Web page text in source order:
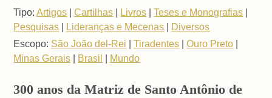
Tipo: Artigos |Cartilhas Livros |Teses e Monografias
Pesquisas
Lideranças e Mecenas
Diversos
Escopo: São João del-Rei |Tiradentes |Ouro Preto
Minas Gerais
Brasil Mundo
300 anos da Matriz de Santo Antônio de